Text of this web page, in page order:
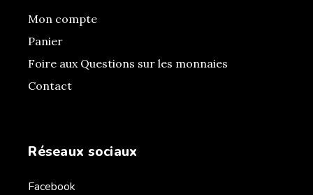
Mon compte
Panier
Foire aux Questions sur les monnaies
Contact
Réseaux sociaux
Facebook